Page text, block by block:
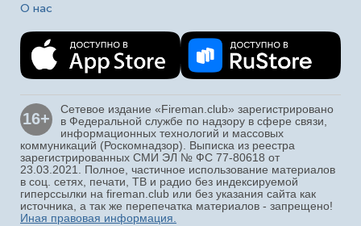
О нас
16+
Сетевое издание «Fireman.club» зарегистрировано
в Федеральной службе по надзору в сфере связи,
информационных технологий и массовых
коммуникаций (Роскомнадзор). Выписка из реестра
зарегистрированных СМИ ЭЛ № ФС 77-80618 от
23.03.2021. Полное, частичное использование материалов
в соц. сетях, печати, ТВ и радио без индексируемой
гиперссылки на fireman.club или без указания сайта как
источника, а так же перепечатка материалов - запрещено!
Иная правовая информация.